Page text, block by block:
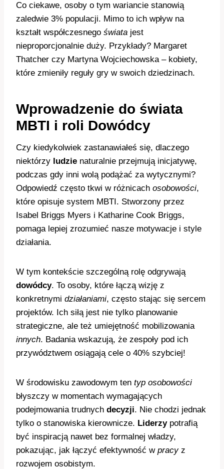
Co ciekawe, osoby o tym wariancie stanowią
zaledwie 3% populacji. Mimo to ich wpływ na
kształt współczesnego świata jest
nieproporcjonalnie duży. Przykłady? Margaret
Thatcher czy Martyna Wojciechowska – kobiety,
które zmieniły reguły gry w swoich dziedzinach.
Wprowadzenie do świata
MBTI i roli Dowódcy
Czy kiedykolwiek zastanawiałeś się, dlaczego
niektórzy ludzie naturalnie przejmują inicjatywę,
podczas gdy inni wolą podążać za wytycznymi?
Odpowiedź często tkwi w różnicach osobowości,
które opisuje system MBTI. Stworzony przez
Isabel Briggs Myers i Katharine Cook Briggs,
pomaga lepiej zrozumieć nasze motywacje i style
działania.
W tym kontekście szczególną rolę odgrywają
dowódcy. To osoby, które łączą wizję z
konkretnymi działaniami, często stając się sercem
projektów. Ich siłą jest nie tylko planowanie
strategiczne, ale też umiejętność mobilizowania
innych. Badania wskazują, że zespoły pod ich
przywództwem osiągają cele o 40% szybciej!
W środowisku zawodowym ten typ osobowości
błyszczy w momentach wymagających
podejmowania trudnych decyzji. Nie chodzi jednak
tylko o stanowiska kierownicze. Liderzypotrafią
być inspiracją nawet bez formalnej władzy,
pokazując, jak łączyć efektywność w pracyz
rozwojem osobistym.